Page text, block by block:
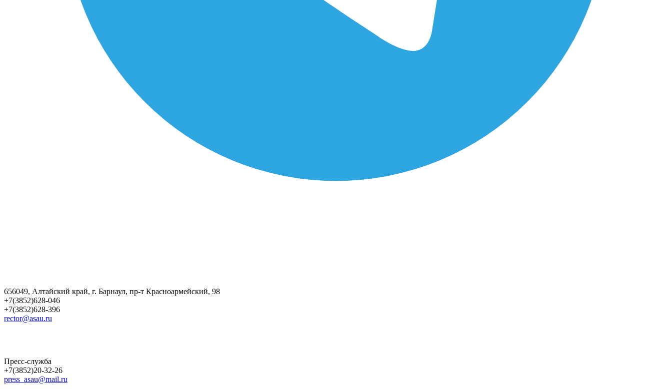
656049, Алтайский край, г. Барнаул, пр-т Красноармейский, 98
+7(3852)628-046
+7(3852)628-396
rector@asau.ru
Пресс-служба
+7(3852)20-32-26
press_asau@mail.ru